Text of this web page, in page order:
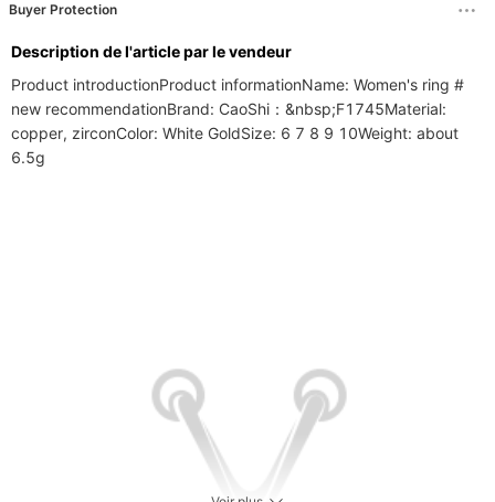
Buyer Protection
Description de l'article par le vendeur
Product introductionProduct informationName: Women's ring #
new recommendationBrand: CaoShi：&nbsp;F1745Material:
copper, zirconColor: White GoldSize: 6 7 8 9 10Weight: about
6.5g